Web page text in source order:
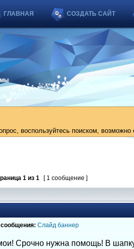
ГЛАВНАЯ СОЗДАТЬ САЙТ
воспользуйтесь поиском, возможно
1 из 1 [ 1 сообщение ]
Слайд баннер
Срочно нужна помощь! В